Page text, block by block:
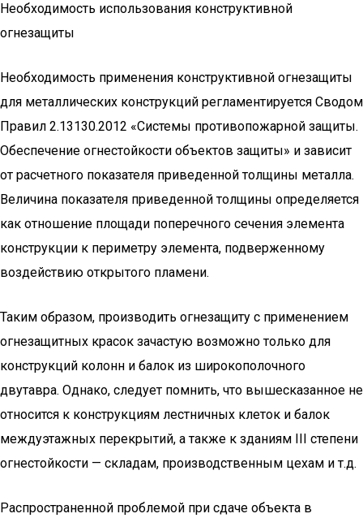
Необходимость использования конструктивной
огнезащиты
Необходимость применения конструктивной огнезащиты
для металлических конструкций регламентируется Сводом
Правил 2.13130.2012 «Системы противопожарной защиты.
Обеспечение огнестойкости объектов защиты» и зависит
от расчетного показателя приведенной толщины металла.
Величина показателя приведенной толщины определяется
как отношение площади поперечного сечения элемента
конструкции к периметру элемента, подверженному
воздействию открытого пламени.
Таким образом, производить огнезащиту с применением
огнезащитных красок зачастую возможно только для
конструкций колонн и балок из широкополочного
двутавра. Однако, следует помнить, что вышесказанное не
относится к конструкциям лестничных клеток и балок
междуэтажных перекрытий, а также к зданиям III степени
огнестойкости — складам, производственным цехам и т.д.
Распространенной проблемой при сдаче объекта в